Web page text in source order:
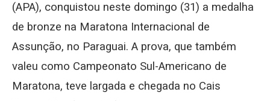
(APA), conquistou neste domingo (31) a medalha
de bronze na Maratona Internacional de
Assunção, no Paraguai. A prova, que também
valeu como Campeonato Sul-Americano de
Maratona, teve largada e chegada no Cais